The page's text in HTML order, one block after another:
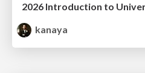
2026 Introduction to
kanaya